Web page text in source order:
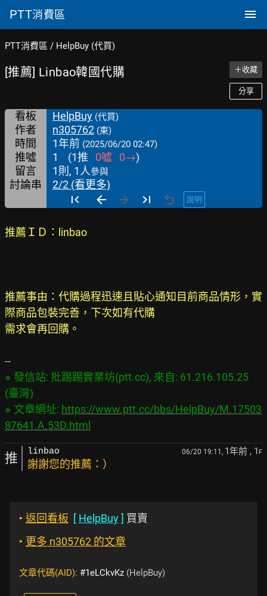
PTT消費區
PTT消費區 / HelpBuy (代買)
[推薦] Linbao韓國代購 ＋收藏
分享
看板 HelpBuy (代買)
作者 n305762 (東)
時間 1年前 (2025/06/20 02:47)
推噓 1 (1推 0噓 0→)
留言
1則, 1人參與
討論串 2/2 (看更多)
說明
推薦事由：代購過程迅速且貼心通知目前商品情形，實
際商品包裝完善，下次如有代購
需求會再回購。
※ 發信站: 批踢踢實業坊(ptt.cc), 來自: 61.216.105.25
(臺灣)
※ 文章網址: https://www.ptt.cc/bbs/HelpBuy/M.17503
87641.A.53D.html
推 linbao 06/20 19:11, 1年前 , 1 F
謝謝您的推薦：）
‣ 返回看板 [ HelpBuy] 買賣
‣ 更多 n305762 的文章
文章代碼(AID): #1eLCkvKz (HelpBuy)